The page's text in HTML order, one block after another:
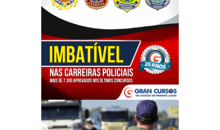
Data da prova
8 de janeiro de 2017
Comece a sua preparação hoje mesmo com
quem é imbatível em aprovação nas carreiras
policiais.
O Gran Cursos aprovou mais de 7.300 alunos
nos últimos concursos para o DEPEN,